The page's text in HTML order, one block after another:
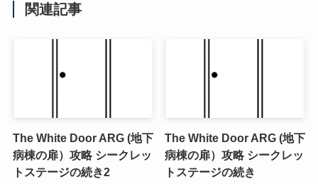
関連記事
The White Door ARG (地下
病棟の扉）攻略 シークレッ
トステージの続き2
The White Door ARG (地下
病棟の扉）攻略 シークレッ
トステージの続き